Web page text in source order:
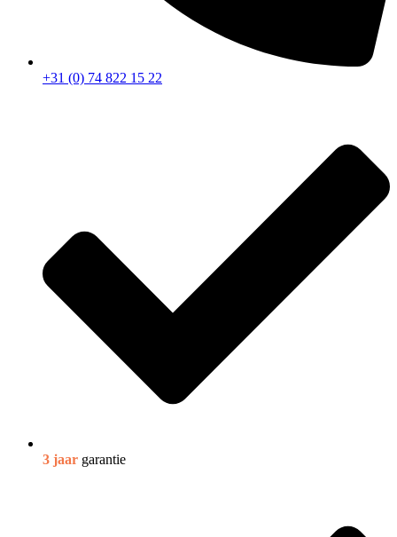
+31 (0) 74 822 15 22
3 jaar garantie